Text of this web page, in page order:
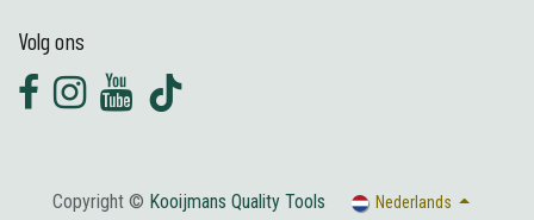
Volg ons
Copyright © Kooijmans Quality Tools Nederlands